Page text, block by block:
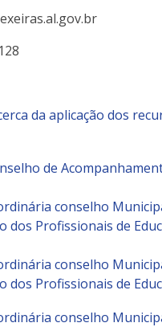
da aplicação dos
de
conselho
dos Profissionais de
conselho
dos Profissionais de
conselho